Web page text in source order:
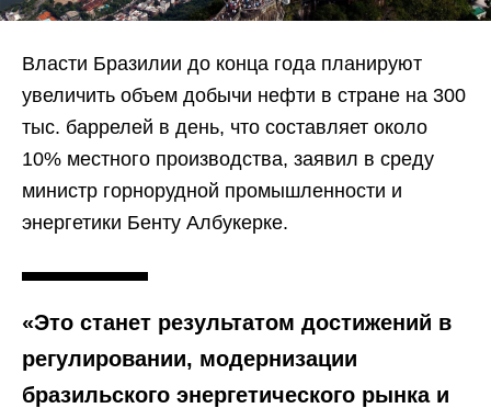
Власти Бразилии до конца года планируют
увеличить объем добычи нефти в стране на 300
тыс. баррелей в день, что составляет около
10% местного производства, заявил в среду
министр горнорудной промышленности и
энергетики Бенту Албукерке.
«Это станет результатом достижений в
регулировании, модернизации
бразильского энергетического рынка и